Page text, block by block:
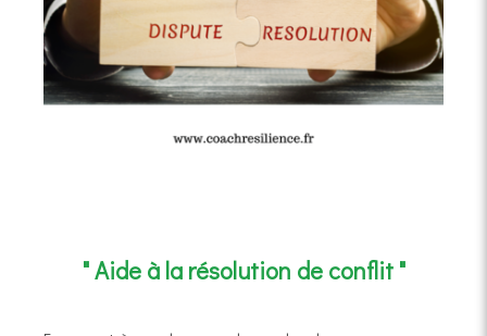
" Aide à la résolution de conflit "